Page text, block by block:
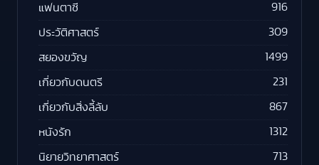
แฟนตาซี 916
ประวัติศาสตร์ 309
สยองขวัญ 1499
เกี่ยวกับดนตรี 231
เกี่ยวกับสิ่งลี้ลับ 867
หนังรัก 1312
นิยายวิทยาศาสตร์ 713